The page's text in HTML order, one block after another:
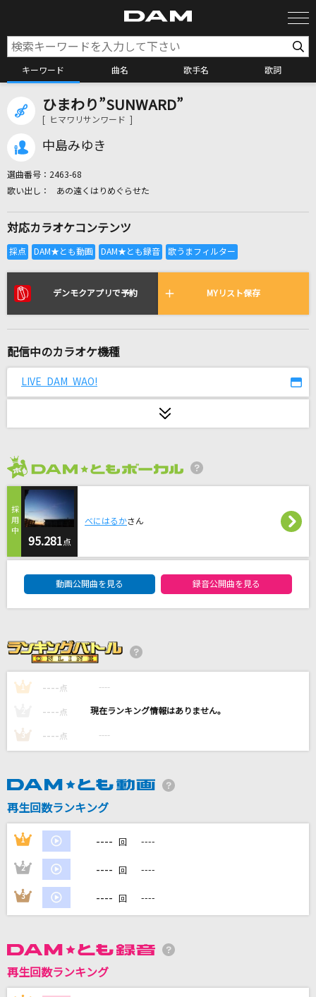
キーワード 曲名 歌手名 歌詞
カラオケ検索
全国りれき
リアルタイムで歌われている曲の一覧
[生音]シルエット
ギブス
キヨ×レトルト
インザバックルーム (「チェンソーマン」TV Siz
夏の影
エメラルド
back number
あいみょん
山口百恵
もっと見る
ひまわり”SUNWARD”
[ ヒマワリサンワード ]
中島みゆき
選曲番号： 2463-68
あの遠くはりめぐらせた
対応カラオケコンテンツ
デンモクアプリで予約 MYリスト保存
配信中のカラオケ機種
LIVE DAM WAO!
95.281 点
べにはるかさん
動画公開曲を見る 録音公開曲を見る
1 ---- 点 ----
---- 点 ----
3 ---- 点 ----
再生回数ランキング
1 ---- 回 ----
2 ---- 回 ----
3 ---- 回 ----
再生回数ランキング